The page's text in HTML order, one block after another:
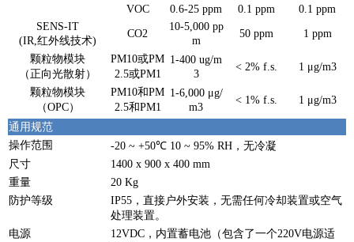
VOC 0.6-25 ppm 0.1 ppm
0.1 ppm
SENS-IT
(IR,红外线技术)
CO2
10-5,000 pp
m
50 ppm 1 ppm
颗粒物模块
（正向光散射）
PM10或PM
2.5或PM1
1-400 ug/m
3
< 2% f.s. 1 μg/m3
颗粒物模块
（OPC）
PM10和PM
2.5和PM1
1-6,000 μg/
m3
< 1% f.s. 1 μg/m3
通用规范
操作范围
-20 ~ +50℃ 10 ~ 95% RH，无冷凝
尺寸
1400 x 900 x 400 mm
重量
20 Kg
防护等级
IP55，直接户外安装，无需任何冷却装置或空气
处理装置。
电源
12VDC，内置蓄电池（包含了一个220V电源适